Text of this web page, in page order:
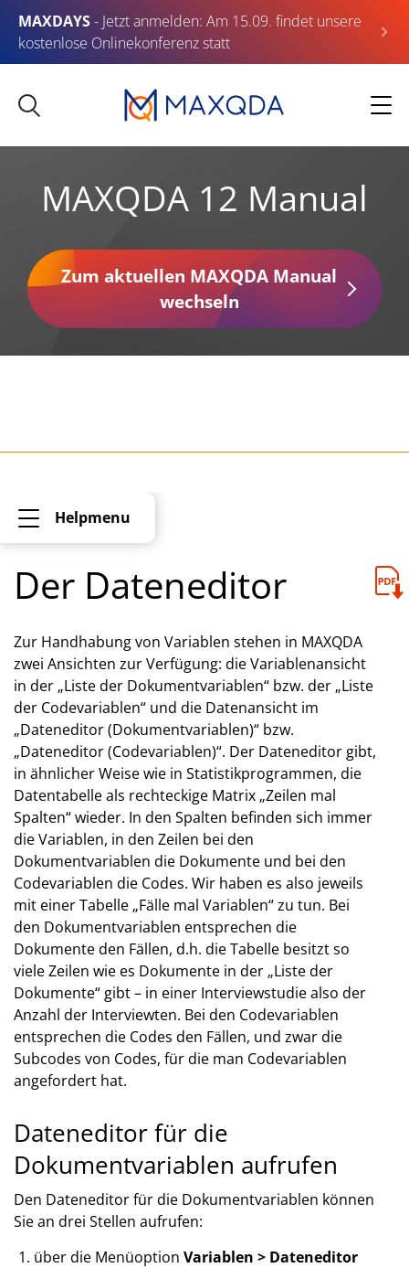
MAXDAYS- Jetzt anmelden: Am 15.09. findet unsere
kostenlose Onlinekonferenz statt
MAXQDA 12 Manual
Zum aktuellen MAXQDA Manual
wechseln
Helpmenu
Der Dateneditor
Zur Handhabung von Variablen stehen in MAX­QDA
zwei Ansichten zur Verfügung: die Variablenansicht
in der „Liste der Dokumentvariablen“ bzw. der „Liste
der Codevariablen“ und die Datenansicht im
„Dateneditor (Dokumentvariablen)“ bzw.
„Dateneditor (Codevariablen)“. Der Dateneditor gibt,
in ähnlicher Weise wie in Statistikprogrammen, die
Datentabelle als rechteckige Matrix „Zeilen mal
Spalten“ wieder. In den Spalten befinden sich immer
die Variablen, in den Zeilen bei den
Dokumentvariablen die Dokumente und bei den
Codevariablen die Codes. Wir haben es also jeweils
mit einer Tabelle „Fälle mal Variablen“ zu tun. Bei
den Dokumentvariablen entsprechen die
Dokumente den Fällen, d.h. die Tabelle besitzt so
viele Zeilen wie es Dokumente in der „Liste der
Dokumente“ gibt – in einer Interviewstudie also der
Anzahl der Interviewten. Bei den Codevariablen
entsprechen die Codes den Fällen, und zwar die
Subcodes von Codes, für die man Codevariablen
angefordert hat.
Dateneditor für die
Dokumentvariablen aufrufen
Den Dateneditor für die Dokumentvariablen können
Sie an drei Stellen aufrufen:
über die MenüoptionVariablen > Dateneditor